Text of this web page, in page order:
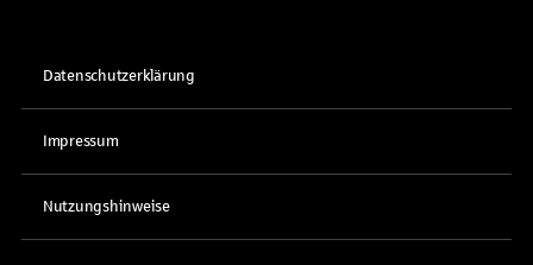
Datenschutzerklärung
Impressum
Nutzungshinweise